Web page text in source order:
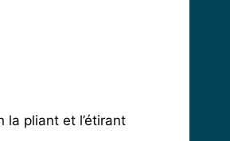
la pliant et l’étirant